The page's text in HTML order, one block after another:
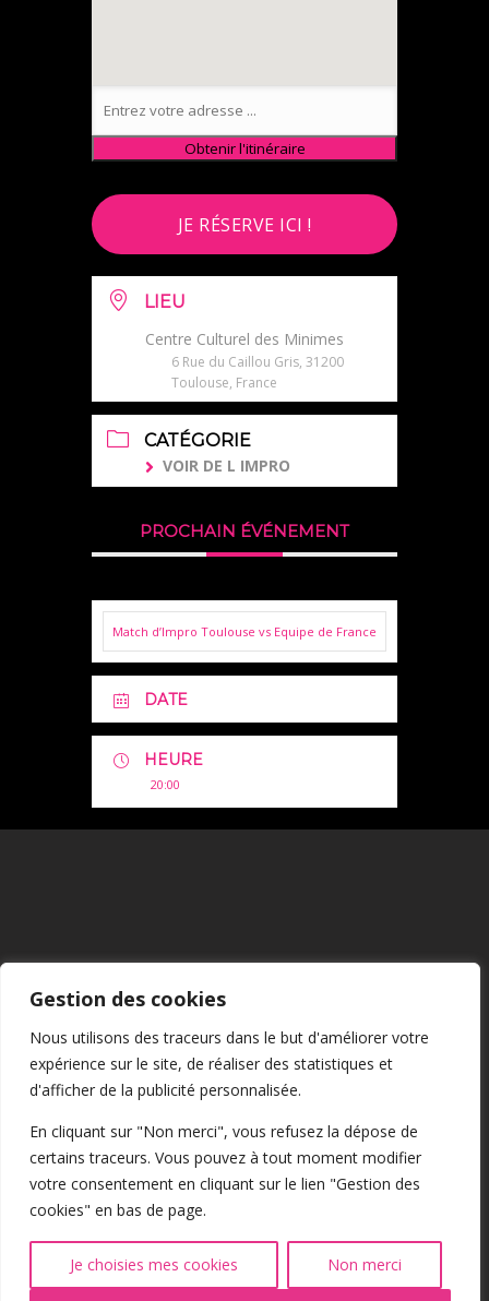
Gestion des cookies
Nous utilisons des traceurs dans le but d'améliorer votre
expérience sur le site, de réaliser des statistiques et
d'afficher de la publicité personnalisée.
En cliquant sur "Non merci", vous refusez la dépose de
certains traceurs. Vous pouvez à tout moment modifier
votre consentement en cliquant sur le lien "Gestion des
cookies" en bas de page.
Je choisies mes cookies Non merci
JE RÉSERVE ICI !
LIEU
Centre Culturel des Minimes
6 Rue du Caillou Gris, 31200
Toulouse, France
CATÉGORIE
VOIR DE L IMPRO
PROCHAIN ÉVÉNEMENT
Match d’Impro Toulouse vs Equipe de France
DATE
HEURE
20:00
CGU
Confidentialité
Cookies
@2026 Tous droits réservés